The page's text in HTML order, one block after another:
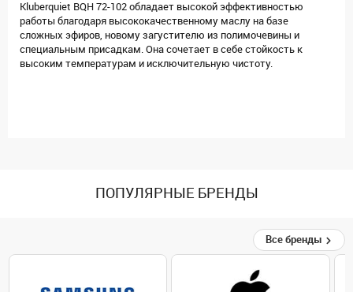
Kluberquiet BQH 72-102 обладает высокой эффективностью
работы благодаря высококачественному маслу на базе
сложных эфиров, новому загустителю из полимочевины и
специальным присадкам. Она сочетает в себе стойкость к
высоким температурам и исключительную чистоту.
ПОПУЛЯРНЫЕ БРЕНДЫ
Все бренды